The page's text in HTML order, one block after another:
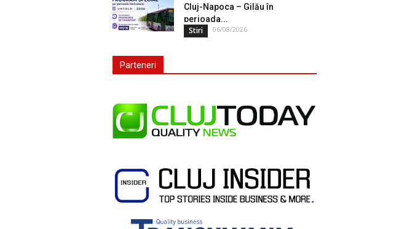
Cluj-Napoca – Gilău în
perioada...
Stiri 06/08/2026
Parteneri